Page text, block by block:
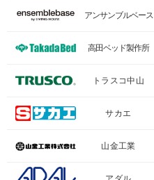
アンサンブルベース
高田ベッド製作所
トラスコ中山
サカエ
山金工業